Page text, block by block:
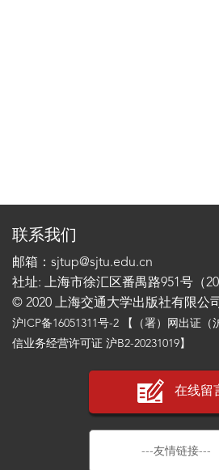
联系我们
邮箱：sjtup@sjtu.edu.cn
社址: 上海市徐汇区番禺路951号（
© 2020 上海交通大学出版社有限公司
沪ICP备16051311号-2 【（署）网出证（
信业务经营许可证 沪B2-20231019】
在线留